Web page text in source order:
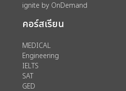
ignite by OnDemand
คอร์สเรียน
MEDICAL
Engineering
IELTS
SAT
GED